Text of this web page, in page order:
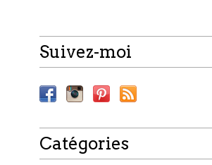
Suivez-moi
Catégories